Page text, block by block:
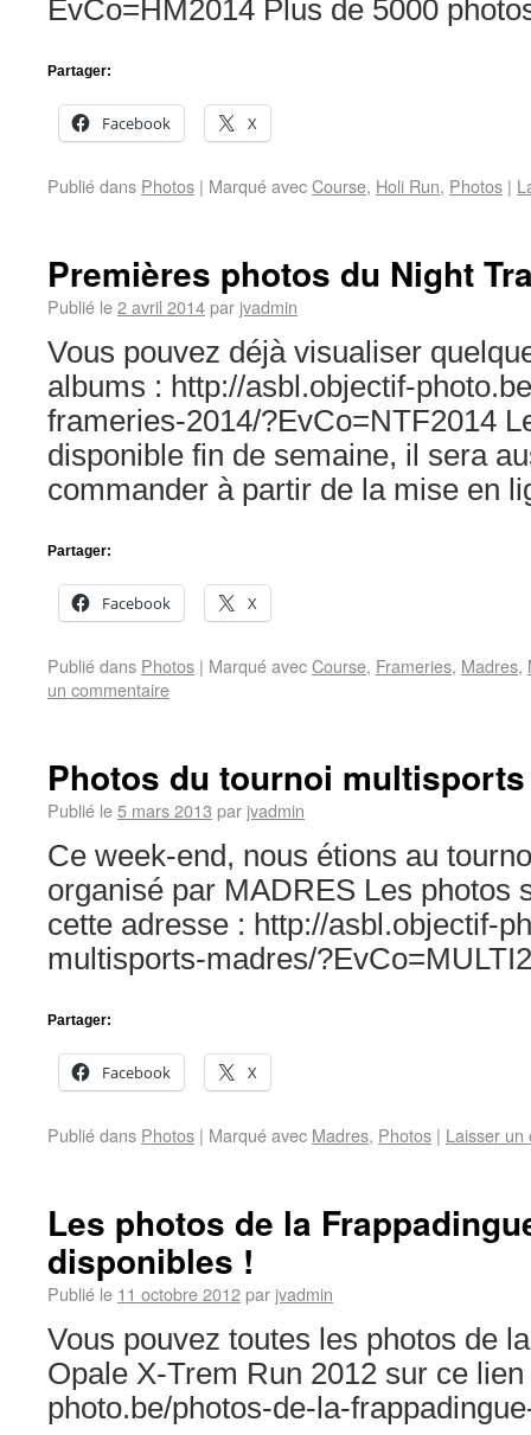
EvCo=HM2014 Plus de 5000
Partager:
Facebook X
Publié dans Photos | Marqué avecCourse, Holi Run, Photos |
Premières photos du Night
Publié le2 avril 2014par jvadmin
Vous pouvez déjà visualiser
albums : http://asbl.objectif-
frameries-2014/?EvCo=NTF2014
disponible fin de semaine, il sera
commander à partir de la mise en
Partager:
Facebook X
Publié dans Photos | Marqué avecCourse, Frameries, Madres,
un commentaire
Photos du tournoi multisports
Publié le5 mars 2013 par jvadmin
Ce week-end, nous étions au
organisé par MADRES Les photos
cette adresse : http://asbl.objectif-
multisports-madres/
Partager:
Facebook X
Publié dans Photos | Marqué avec Madres, Photos | Laisser un
Les photos de la
disponibles !
Publié le 11 octobre 2012par jvadmin
Vous pouvez toutes les photos de
Opale X-Trem Run 2012 sur ce
photo.be/photos-de-la-